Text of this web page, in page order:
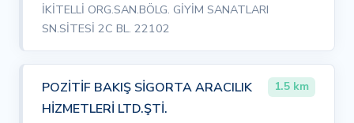
İKİTELLİ ORG.SAN.BÖLG. GİYİM SANATLARI
SN.SİTESİ 2C BL. 22102
POZİTİF BAKIŞ SİGORTA ARACILIK
HİZMETLERİ LTD.ŞTİ.
1.5 km